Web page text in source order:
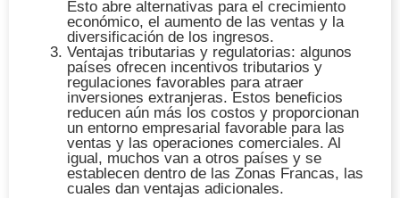
Esto abre alternativas para el crecimiento
económico, el aumento de las ventas y la
diversificación de los ingresos.
Ventajas tributarias y regulatorias: algunos
países ofrecen incentivos tributarios y
regulaciones favorables para atraer
inversiones extranjeras. Estos beneficios
reducen aún más los costos y proporcionan
un entorno empresarial favorable para las
ventas y las operaciones comerciales. Al
igual, muchos van a otros países y se
establecen dentro de las Zonas Francas, las
cuales dan ventajas adicionales.